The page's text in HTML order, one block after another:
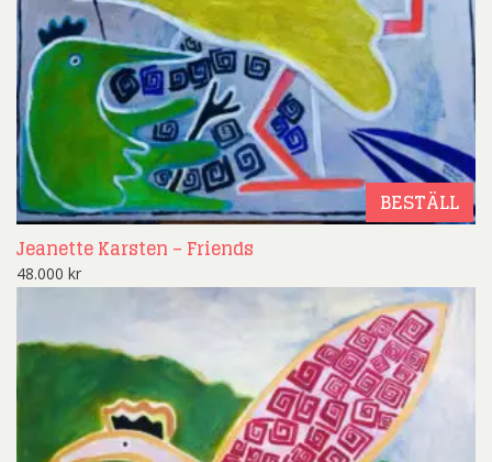
BESTÄLL
Jeanette Karsten – Friends
48.000 kr